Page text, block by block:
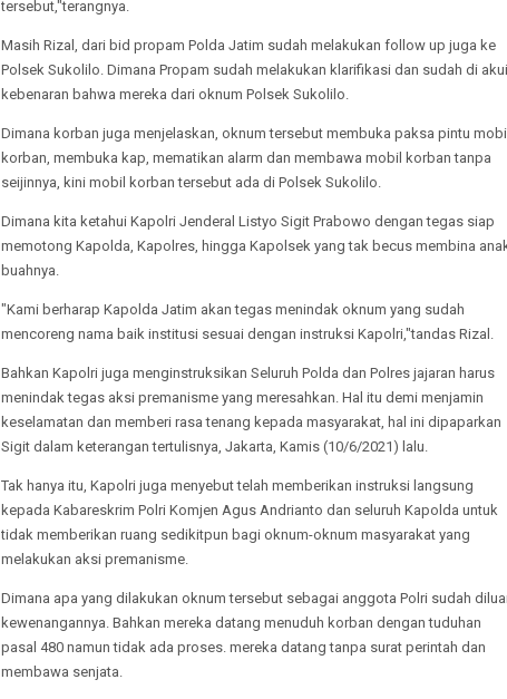
tersebut,"terangnya.
Masih Rizal, dari bid propam Polda Jatim sudah melakukan follow up juga ke
Polsek Sukolilo. Dimana Propam sudah melakukan klarifikasi dan sudah di akui
kebenaran bahwa mereka dari oknum Polsek Sukolilo.
Dimana korban juga menjelaskan, oknum tersebut membuka paksa pintu
korban, membuka kap, mematikan alarm dan membawa mobil korban tanpa
seijinnya, kini mobil korban tersebut ada di Polsek Sukolilo.
Dimana kita ketahui Kapolri Jenderal Listyo Sigit Prabowo dengan tegas siap
memotong Kapolda, Kapolres, hingga Kapolsek yang tak becus membina
buahnya.
"Kami berharap Kapolda Jatim akan tegas menindak oknum yang sudah
mencoreng nama baik institusi sesuai dengan instruksi Kapolri,"tandas Rizal.
Bahkan Kapolri juga menginstruksikan Seluruh Polda dan Polres jajaran harus
menindak tegas aksi premanisme yang meresahkan. Hal itu demi menjamin
keselamatan dan memberi rasa tenang kepada masyarakat, hal ini dipaparkan
Sigit dalam keterangan tertulisnya, Jakarta, Kamis (10/6/2021) lalu.
Tak hanya itu, Kapolri juga menyebut telah memberikan instruksi langsung
kepada Kabareskrim Polri Komjen Agus Andrianto dan seluruh Kapolda untuk
tidak memberikan ruang sedikitpun bagi oknum-oknum masyarakat yang
melakukan aksi premanisme.
Dimana apa yang dilakukan oknum tersebut sebagai anggota Polri sudah
kewenangannya. Bahkan mereka datang menuduh korban dengan tuduhan
pasal 480 namun tidak ada proses. mereka datang tanpa surat perintah dan
membawa senjata.